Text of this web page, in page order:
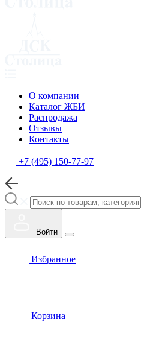
О компании
Каталог ЖБИ
Распродажа
Отзывы
Контакты
+7 (495) 150-77-97
Войти
Избранное
Корзина